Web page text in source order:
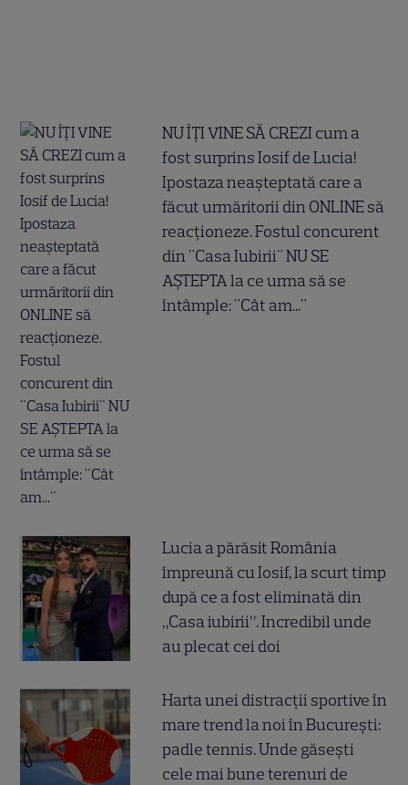
NU ÎȚI VINE SĂ CREZI cum a
fost surprins Iosif de Lucia!
Ipostaza neașteptată care a
făcut urmăritorii din ONLINE să
reacționeze. Fostul concurent
din "Casa Iubirii" NU SE
AȘTEPTA la ce urma să se
întâmple: "Cât am..."
Lucia a părăsit România
împreună cu Iosif, la scurt timp
după ce a fost eliminată din
„Casa iubirii”. Incredibil unde
au plecat cei doi
Harta unei distracții sportive în
mare trend la noi în București:
padle tennis. Unde găsești
cele mai bune terenuri de